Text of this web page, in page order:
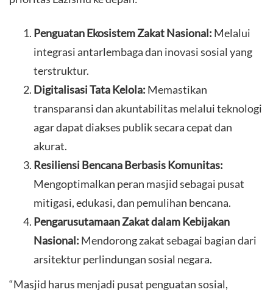
Penguatan Ekosistem Zakat Nasional: Melalui
integrasi antarlembaga dan inovasi sosial yang
terstruktur.
Digitalisasi Tata Kelola: Memastikan
transparansi dan akuntabilitas melalui teknologi
agar dapat diakses publik secara cepat dan
akurat.
Resiliensi Bencana Berbasis Komunitas:
Mengoptimalkan peran masjid sebagai pusat
mitigasi, edukasi, dan pemulihan bencana.
Pengarusutamaan Zakat dalam Kebijakan
Nasional: Mendorong zakat sebagai bagian dari
arsitektur perlindungan sosial negara.
​“Masjid harus menjadi pusat penguatan sosial,